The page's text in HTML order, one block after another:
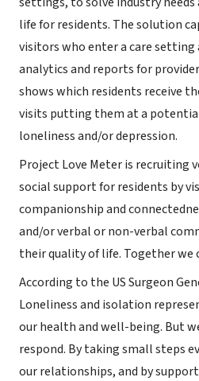
life for residents. The solution
visitors who enter a care setting
analytics and reports for
shows which residents receive
visits putting them at a
loneliness and/or depression.
Project Love Meter is recruiting
social support for residents by
companionship and
and/or verbal or non-verbal
their quality of life. Together we
According to the US Surgeon
Loneliness and isolation
our health and well-being. But
respond. By taking small steps
our relationships, and by